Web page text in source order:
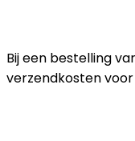
Bij een bestelling
verzendkosten voor